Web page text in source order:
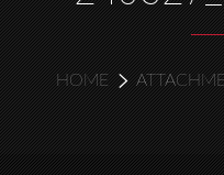
HOME